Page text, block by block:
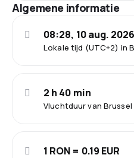
Algemene informatie
Lokale tijd (UTC+2) in
08:28, 10 aug. 2026
Vluchtduur van Brussel
2 h 40 min
1 RON = 0.19 EUR